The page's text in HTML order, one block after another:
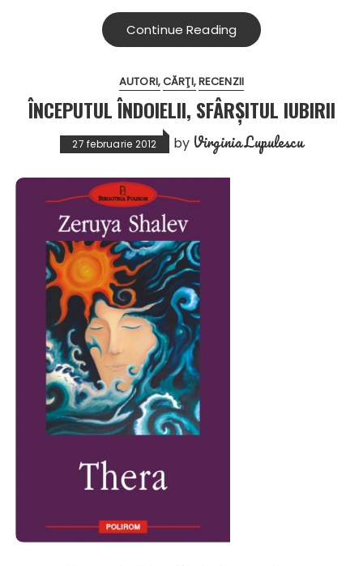
Continue Reading
AUTORI CĂRŢI RECENZII
ÎNCEPUTUL ÎNDOIELII, SFÂRŞITUL IUBIRII
27 februarie 2012 by Virginia Lupulescu